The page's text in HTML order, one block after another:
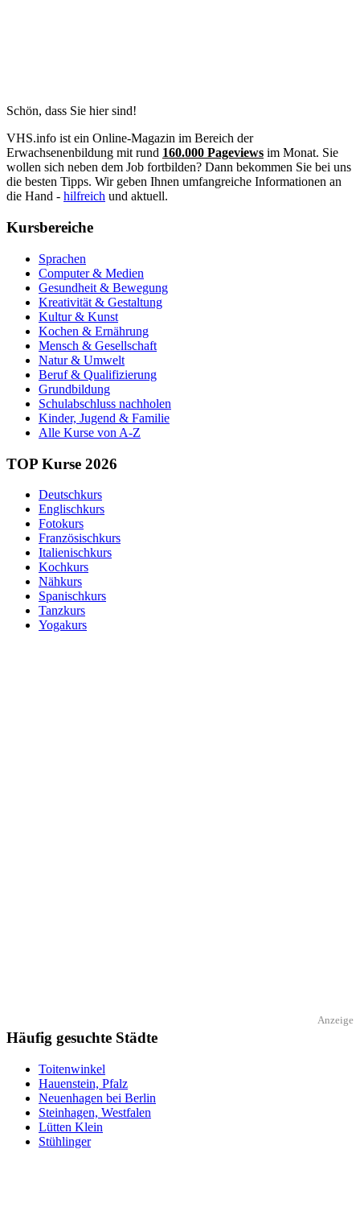
Schön, dass Sie hier sind!
VHS.info ist ein Online-Magazin im Bereich der
Erwachsenenbildung mit rund 160.000 Pageviews im Monat. Sie
wollen sich neben dem Job fortbilden? Dann bekommen Sie bei uns
die besten Tipps. Wir geben Ihnen umfangreiche Informationen an
die Hand - hilfreich und aktuell.
Kursbereiche
Sprachen
Computer & Medien
Gesundheit & Bewegung
Kreativität & Gestaltung
Kultur & Kunst
Kochen & Ernährung
Mensch & Gesellschaft
Natur & Umwelt
Beruf & Qualifizierung
Grundbildung
Schulabschluss nachholen
Kinder, Jugend & Familie
Alle Kurse von A-Z
TOP Kurse 2026
Deutschkurs
Englischkurs
Fotokurs
Französischkurs
Italienischkurs
Kochkurs
Nähkurs
Spanischkurs
Tanzkurs
Yogakurs
Anzeige
Häufig gesuchte Städte
Toitenwinkel
Hauenstein, Pfalz
Neuenhagen bei Berlin
Steinhagen, Westfalen
Lütten Klein
Stühlinger